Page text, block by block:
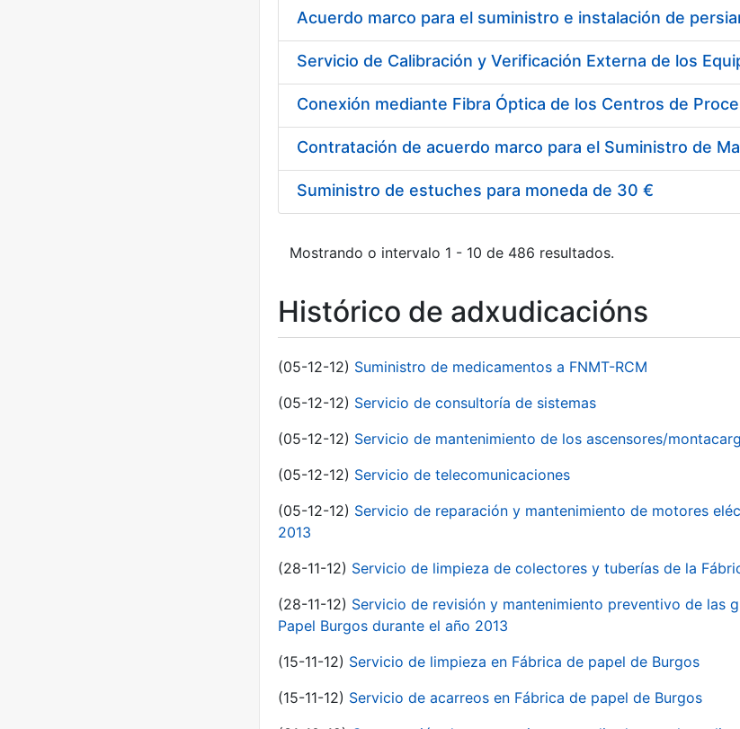
Acuerdo marco para el suministro e instalación de
Suministro de estuches para moneda de 30 €
Mostrando o intervalo 1 - 10 de 486 resultados.
Histórico de adxudicacións
(05-12-12) Suministro de medicamentos a FNMT-RCM
(05-12-12) Servicio de consultoría de sistemas
(05-12-12) Servicio de mantenimiento de los ascensores/
(05-12-12) Servicio de telecomunicaciones
(05-12-12) Servicio de reparación y mantenimiento de motores
2013
(28-11-12) Servicio de limpieza de colectores y tuberías de la
(28-11-12) Servicio de revisión y mantenimiento preventivo de las
Papel Burgos durante el año 2013
(15-11-12) Servicio de limpieza en Fábrica de papel de Burgos
(15-11-12) Servicio de acarreos en Fábrica de papel de Burgos